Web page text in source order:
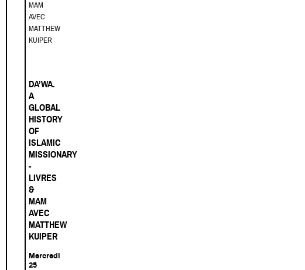
MAM
AVEC
MATTHEW
KUIPER
DA’WA.
A
GLOBAL
HISTORY
OF
ISLAMIC
MISSIONARY
-
LIVRES
&
MAM
AVEC
MATTHEW
KUIPER
Mercredi
25